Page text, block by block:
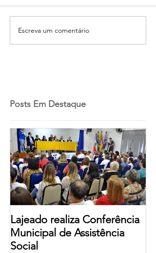
Escreva um comentário
Posts Em Destaque
Lajeado realiza Conferência
Municipal de Assistência
Social